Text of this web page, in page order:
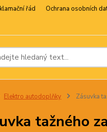
řád Ochrana osobních
Elektro autodoplňky Zásuvka
tažného